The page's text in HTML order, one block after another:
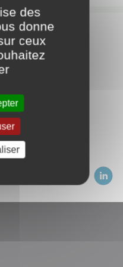
des
donne
ceux